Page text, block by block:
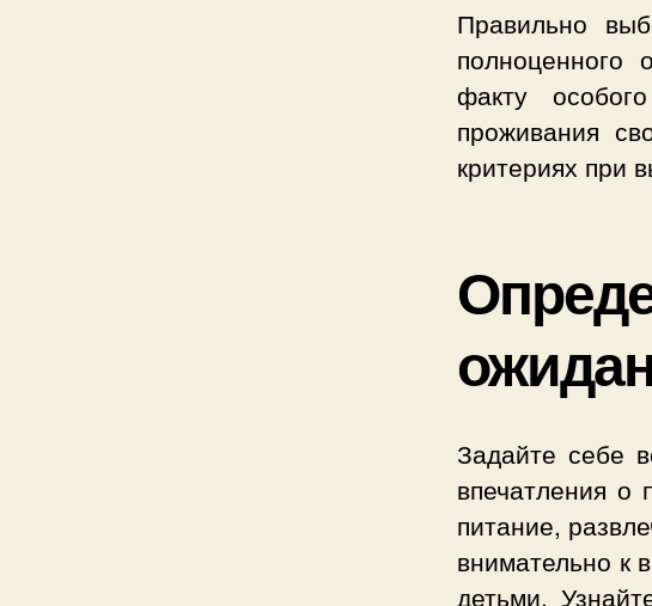
Правильно
факту
проживания
критериях при
Задайте себе
впечатления о
питание,
внимательно к
детьми.